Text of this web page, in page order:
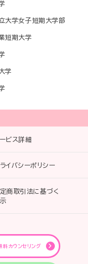
大学女子短期大学部
短期大学
学
ビス詳細
イバシーポリシー
商取引法に基づく
料カウンセリング